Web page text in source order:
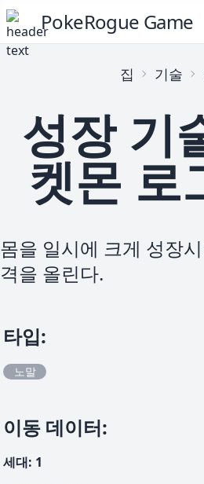
PokeRogue Game
집 기술
성장 기
켓몬 로
몸을 일시에 크게 성장
격을 올린다.
타입:
노말
이동 데이터:
세대: 1